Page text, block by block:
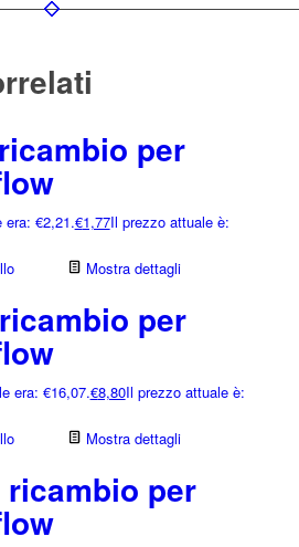
per
era: €2,21.€1,77Il prezzo attuale è:
Mostra dettagli
per
era: €16,07.€8,80Il prezzo attuale è:
Mostra dettagli
ricambio per